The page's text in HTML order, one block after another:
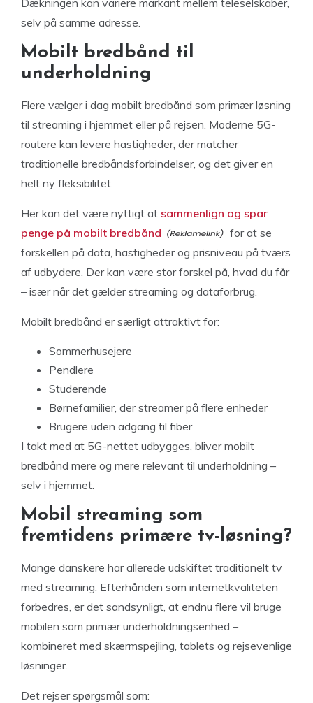
selv på samme adresse.
Mobilt bredbånd til
underholdning
Flere vælger i dag mobilt bredbånd som primær løsning
til streaming i hjemmet eller på rejsen. Moderne 5G-
routere kan levere hastigheder, der matcher
traditionelle bredbåndsforbindelser, og det giver en
helt ny fleksibilitet.
Her kan det være nyttigt at sammenlign og spar
penge på mobilt bredbånd
for at se
forskellen på data, hastigheder og prisniveau på tværs
af udbydere. Der kan være stor forskel på, hvad du får
– især når det gælder streaming og dataforbrug.
Mobilt bredbånd er særligt attraktivt for:
Sommerhusejere
Pendlere
Studerende
Børnefamilier, der streamer på flere enheder
Brugere uden adgang til fiber
I takt med at 5G-nettet udbygges, bliver mobilt
bredbånd mere og mere relevant til underholdning –
selv i hjemmet.
Mobil streaming som
fremtidens primære tv-løsning?
Mange danskere har allerede udskiftet traditionelt tv
med streaming. Efterhånden som internetkvaliteten
forbedres, er det sandsynligt, at endnu flere vil bruge
mobilen som primær underholdningsenhed –
kombineret med skærmspejling, tablets og rejsevenlige
løsninger.
Det rejser spørgsmål som: